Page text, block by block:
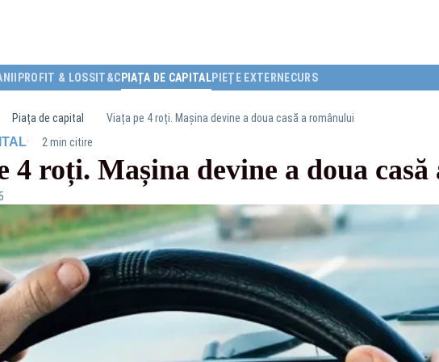
PROFIT & LOSS IT&C PIAȚA DE CAPITALPIEȚE EXTERNECURS
Piața de capital Viața pe 4 roți. Mașina devine a doua casă a românului
· 2 min citire
4 roți. Mașina devine a doua